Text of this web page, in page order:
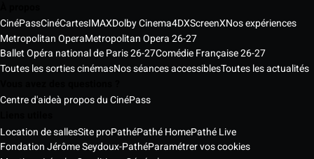
CinéPassCinéCartesIMAXDolby Cinema4DXScreenXNos expériences
Metropolitan OperaMetropolitan Opera 26-27
Ballet Opéra national de Paris 26-27Comédie Française 26-27
Toutes les sorties cinémasNos séances accessiblesToutes les actualités
Centre d'aideà propos du CinéPass
Location de sallesSite proPathéPathé HomePathé Live
Fondation Jérôme Seydoux-PathéParamétrer vos cookies